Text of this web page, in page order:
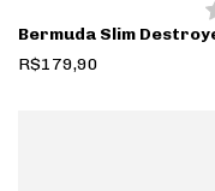
Bermuda Slim
R$179,90